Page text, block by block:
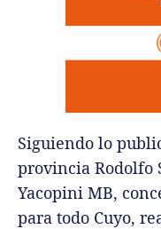
Siguiendo lo
provincia Rodolfo
Yacopini MB,
para todo Cuyo,